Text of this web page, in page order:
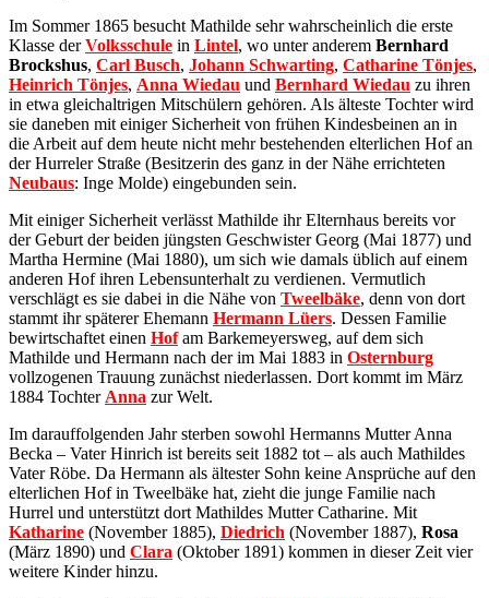
Im Sommer 1865 besucht Mathilde sehr wahrscheinlich die erste
Klasse derVolksschule in Lintel, wo unter anderem Bernhard
Brockshus, Carl Busch, Johann Schwarting, Catharine Tönjes,
Heinrich Tönjes, Anna Wiedau und Bernhard Wiedau zu ihren
in etwa gleichaltrigen Mitschülern gehören. Als älteste Tochter wird
sie daneben mit einiger Sicherheit von frühen Kindesbeinen an in
die Arbeit auf dem heute nicht mehr bestehenden elterlichen Hof an
derHurreler Straße (Besitzerin des ganz in der Nähe errichteten
Neubaus: Inge Molde) eingebunden sein.
Mit einiger Sicherheit verlässt Mathilde ihr Elternhaus bereits vor
der Geburt der beiden jüngsten Geschwister Georg (Mai 1877) und
Martha Hermine (Mai 1880), um sich wie damals üblich auf einem
anderen Hof ihren Lebensunterhalt zu verdienen. Vermutlich
verschlägt es sie dabei in die Nähe von Tweelbäke, denn von dort
stammt ihr späterer Ehemann Hermann Lüers. Dessen Familie
bewirtschaftet einen Hofam Barkemeyersweg, auf dem sich
Mathilde und Hermann nach der im Mai 1883 in Osternburg
vollzogenen Trauung zunächst niederlassen. Dort kommt im März
1884 Tochter Anna zur Welt.
Im darauffolgenden Jahr sterben sowohl Hermanns Mutter Anna
Becka – Vater Hinrich ist bereits seit 1882 tot – als auch Mathildes
Vater Röbe. Da Hermann als ältester Sohn keine Ansprüche auf den
elterlichen Hof in Tweelbäke hat, zieht die junge Familie nach
Hurrel und unterstützt dort Mathildes Mutter Catharine. Mit
Katharine (November 1885), Diedrich (November 1887), Rosa
(März 1890) und Clara (Oktober 1891) kommen in dieser Zeit vier
weitere Kinder hinzu.